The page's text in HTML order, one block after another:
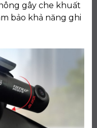
gây che khuất
bảo khả năng ghi